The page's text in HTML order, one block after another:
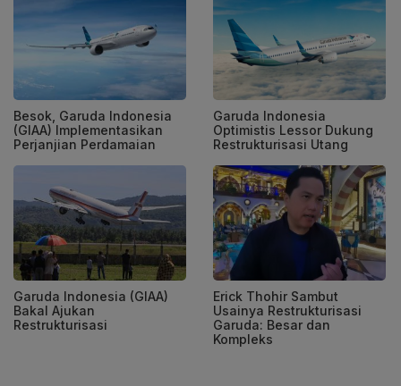
Besok, Garuda Indonesia
(GIAA) Implementasikan
Perjanjian Perdamaian
Garuda Indonesia
Optimistis Lessor Dukung
Restrukturisasi Utang
Garuda Indonesia (GIAA)
Bakal Ajukan
Restrukturisasi
Erick Thohir Sambut
Usainya Restrukturisasi
Garuda: Besar dan
Kompleks